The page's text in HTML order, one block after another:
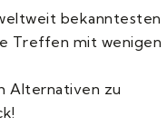
bekanntesten
Treffen mit wenigen
Alternativen zu